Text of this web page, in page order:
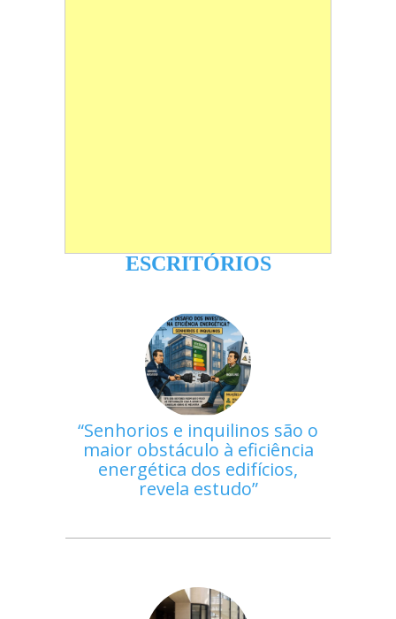
ESCRITÓRIOS
Senhorios e inquilinos são o
maior obstáculo à eficiência
energética dos edifícios,
revela estudo